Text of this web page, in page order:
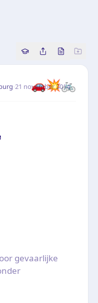
Copy source
Share this
Bekijk
🚗💥🚲
·21 november 2014
gevaarlijke